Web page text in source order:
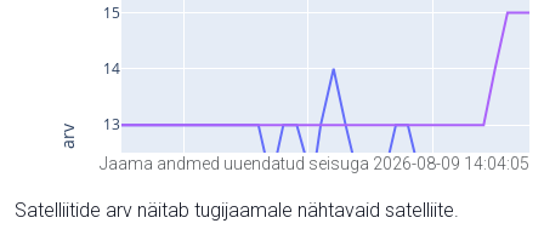
Jaama andmed uuendatud seisuga 2026-08-09 14:04:05
Satelliitide arv näitab tugijaamale nähtavaid satelliite.